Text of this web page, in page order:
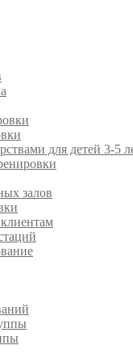
для детей 3-5
залов